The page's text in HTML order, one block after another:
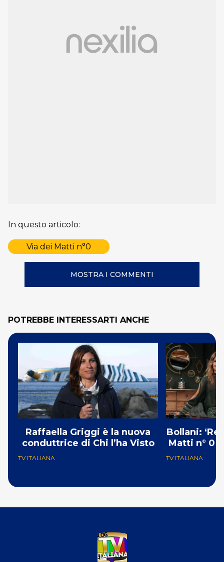
In questo articolo:
Via dei Matti n°0
MOSTRA I COMMENTI
POTREBBE INTERESSARTI ANCHE
Raffaella Griggi è la nuova
conduttrice di Chi l’ha Visto
TV ITALIANA
Bollani:
Matti n° 0
TV ITALIANA